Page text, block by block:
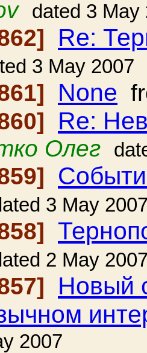
dated 3 May
Re:
3 May 2007
None
Re:
Олег
3 May
2 May
Новый
2007